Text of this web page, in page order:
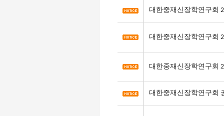
대한중재신장학연구회
대한중재신장학연구회
대한중재신장학연구회
대한중재신장학연구회